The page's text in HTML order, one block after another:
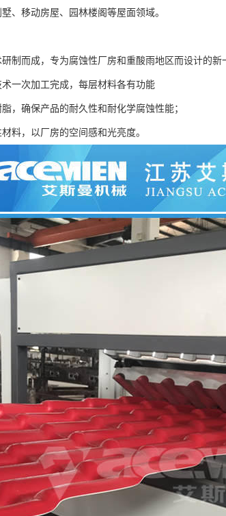
、移动房屋、园林楼阁等屋面领域。
制而成，专为腐蚀性厂房和重酸雨地区而设计的新
一次加工完成，每层材料各有功能
，确保产品的耐久性和耐化学腐蚀性能；
料，以厂房的空间感和光亮度。